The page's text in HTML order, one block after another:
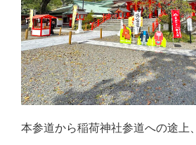
本参道から稲荷神社参道への途上、